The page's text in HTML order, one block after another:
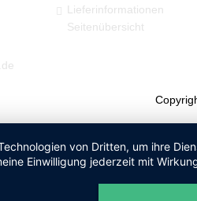
Lieferinformationen
Seitenübersicht
von Dritten, um ihre
Einwilligung jederzeit mit